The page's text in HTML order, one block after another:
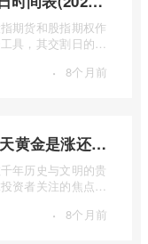
期货和股指期权作
具，其交割日的设
· 8个月前
黄金是涨还是跌(明天黄金是涨还是跌)
年历史与文明的贵
资者关注的焦点。
· 8个月前